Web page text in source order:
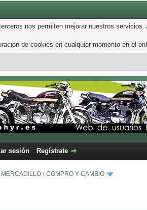
nos permiten mejorar nuestros
de cookies en cualquier momento en el
sesión Regístrate
MERCADILLO › COMPRO Y CAMBIO